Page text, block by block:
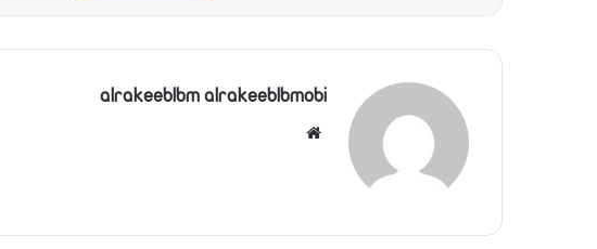
alrakeeblbm alrakeeblbmobi